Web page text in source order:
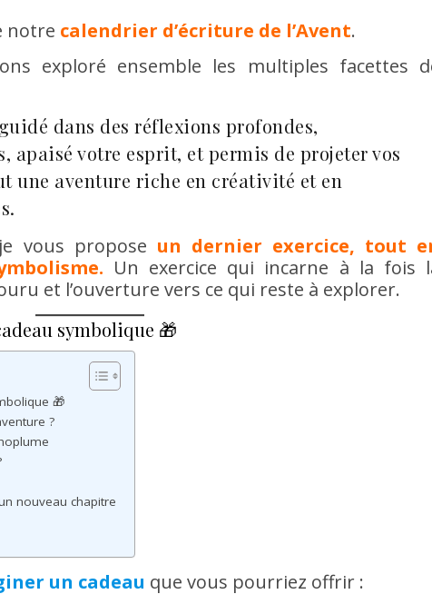
notre calendrier d’écriture de l’Avent.
exploré ensemble les multiples facettes
dans des réflexions profondes,
apaisé votre esprit, et permis de projeter vos
une aventure riche en créativité et en
vous propose un dernier exercice, tout
Un exercice qui incarne à la fois
et l’ouverture vers ce qui reste à explorer.
symbolique 🎁
🎁
?
nouveau chapitre
un cadeau que vous pourriez offrir :